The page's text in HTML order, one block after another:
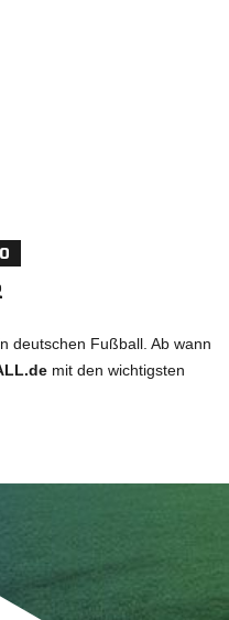
deutschen Fußball. Ab wann
mit den wichtigsten